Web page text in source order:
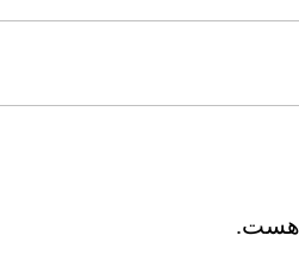
هست.